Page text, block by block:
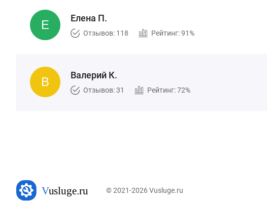
Елена П.
Отзывов: 118 Рейтинг: 91%
Валерий К.
Отзывов: 31 Рейтинг: 72%
© 2021-2026 Vusluge.ru